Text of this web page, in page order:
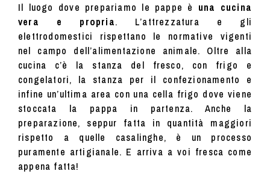
Il luogo dove prepariamo le pappe è una cucina
vera e propria. L’attrezzatura e gli
elettrodomestici rispettano le normative vigenti
nel campo dell’alimentazione animale. Oltre alla
cucina c’è la stanza del fresco, con frigo e
congelatori, la stanza per il confezionamento e
infine un’ultima area con una cella frigo dove viene
stoccata la pappa in partenza. Anche la
preparazione, seppur fatta in quantità maggiori
rispetto a quelle casalinghe, è un processo
puramente artigianale. E arriva a voi fresca come
appena fatta!